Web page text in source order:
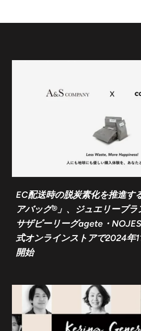
EC配送時の脱炭素化を推進す
アバッグ®︎」、ジュエリーブラ
サザビーリーグagete・
式オンラインストアで2024年
開始